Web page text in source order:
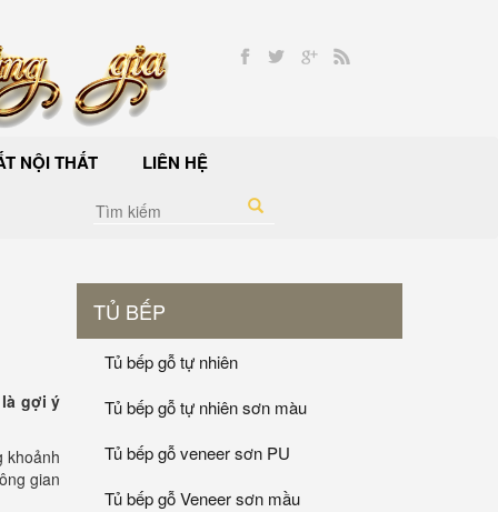
NỘI THẤT LIÊN HỆ
gợi ý
khoảnh
gian
TỦ BẾP
Tủ bếp gỗ tự nhiên
Tủ bếp gỗ tự nhiên sơn màu
Tủ bếp gỗ veneer sơn PU
Tủ bếp gỗ Veneer sơn mầu